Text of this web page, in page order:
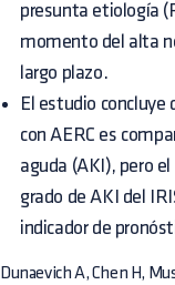
presunta etiología
momento del alta
largo plazo.
El estudio concluye
con AERC es
aguda (AKI), pero
grado de AKI del
indicador de
Dunaevich A, Chen H,